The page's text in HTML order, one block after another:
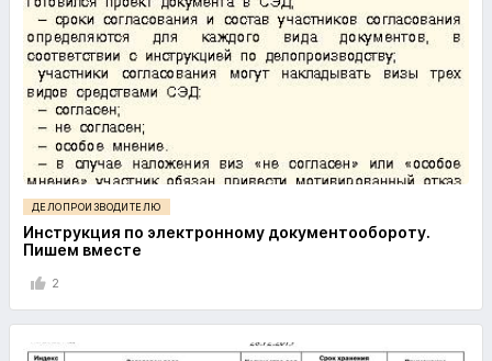
ДЕЛОПРОИЗВОДИТЕЛЮ
Инструкция по электронному документообороту.
Пишем вместе
2